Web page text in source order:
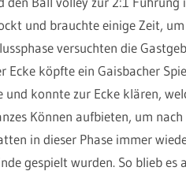
und brauchte einige Zeit,
versuchten die
Ecke köpfte ein Gaisbacher
und konnte zur Ecke klären,
Können aufbieten, um
in dieser Phase immer
gespielt wurden. So blieb es